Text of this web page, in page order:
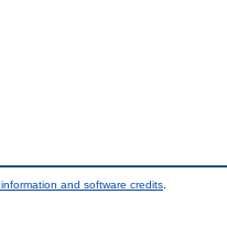
and software credits